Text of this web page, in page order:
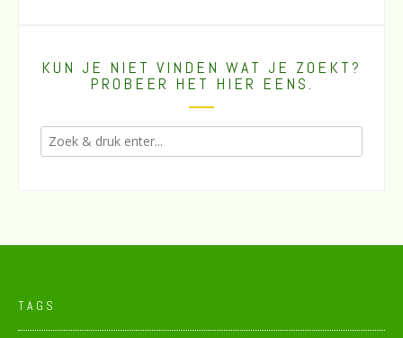
KUN JE NIET VINDEN WAT JE ZOEKT?
PROBEER HET HIER EENS.
TAGS